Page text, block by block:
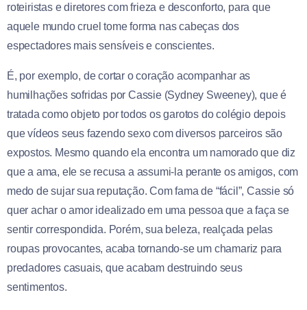
roteiristas e diretores com frieza e desconforto, para que
aquele mundo cruel tome forma nas cabeças dos
espectadores mais sensíveis e conscientes.
É, por exemplo, de cortar o coração acompanhar as
humilhações sofridas por Cassie (Sydney Sweeney), que é
tratada como objeto por todos os garotos do colégio depois
que vídeos seus fazendo sexo com diversos parceiros são
expostos. Mesmo quando ela encontra um namorado que diz
que a ama, ele se recusa a assumi-la perante os amigos, com
medo de sujar sua reputação. Com fama de “fácil”, Cassie só
quer achar o amor idealizado em uma pessoa que a faça se
sentir correspondida. Porém, sua beleza, realçada pelas
roupas provocantes, acaba tornando-se um chamariz para
predadores casuais, que acabam destruindo seus
sentimentos.